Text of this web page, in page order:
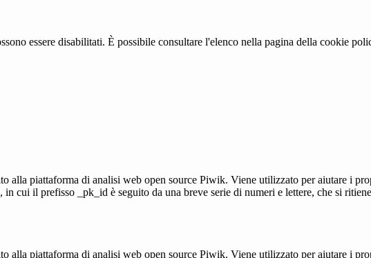
essere disabilitati. È possibile consultare l'elenco nella pagina della cookie
alla piattaforma di analisi web open source Piwik. Viene utilizzato per aiutare i
cui il prefisso _pk_id è seguito da una breve serie di numeri e lettere, che si
alla piattaforma di analisi web open source Piwik. Viene utilizzato per aiutare i